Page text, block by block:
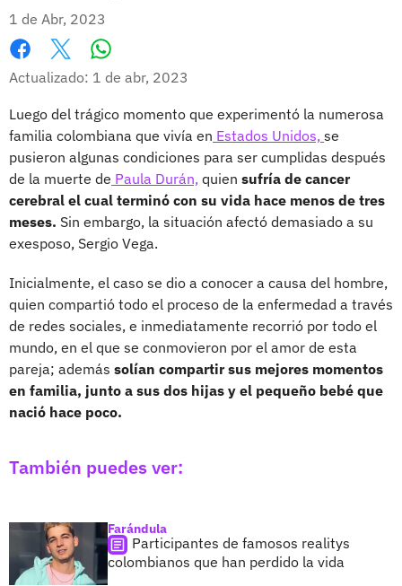
1 de Abr, 2023
Facebook
X
Actualizado: 1 de abr, 2023
Luego del trágico momento que experimentó la numerosa
familia colombiana que vivía en Estados Unidos, se
pusieron algunas condiciones para ser cumplidas después
de la muerte de Paula Durán, quien sufría de cancer
cerebral el cual terminó con su vida hace menos de tres
meses. Sin embargo, la situación afectó demasiado a su
exesposo, Sergio Vega.
Inicialmente, el caso se dio a conocer a causa del hombre,
quien compartió todo el proceso de la enfermedad a través
de redes sociales, e inmediatamente recorrió por todo el
mundo, en el que se conmovieron por el amor de esta
pareja; además solían compartir sus mejores momentos
en familia, junto a sus dos hijas y el pequeño bebé que
nació hace poco.
También puedes ver:
Farándula
Participantes de famosos realitys
colombianos que han perdido la vida